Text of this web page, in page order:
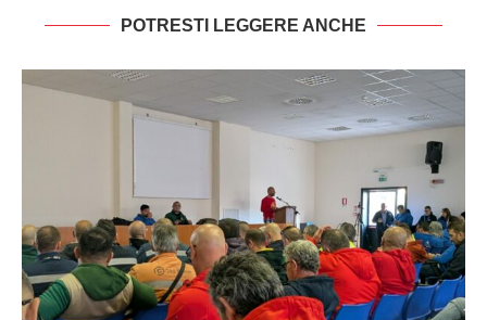
POTRESTI LEGGERE ANCHE